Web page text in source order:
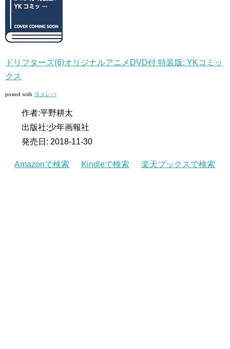
ドリフターズ(6)オリジナルアニメDVD付 特装版: YKコミッ
クス
posted with ヨメレバ
作者:平野耕太
出版社:少年画報社
発売日: 2018-11-30
Amazonで検索 Kindleで検索 楽天ブックスで検索